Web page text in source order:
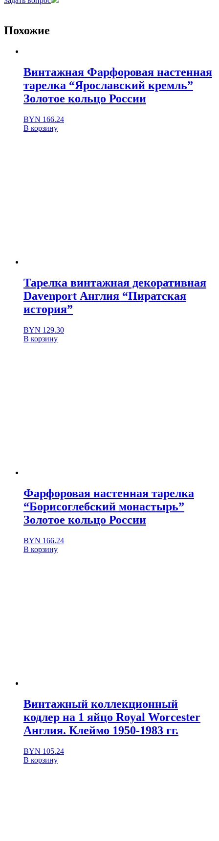
Похожие
Винтажная Фарфоровая настенная
тарелка “Ярославский кремль”
Золотое кольцо России
BYN 166.24
В корзину
Тарелка винтажная декоративная
Davenport Англия “Пиратская
история”
BYN 129.30
В корзину
Фарфоровая настенная тарелка
“Борисоглебский монастырь”
Золотое кольцо России
BYN 166.24
В корзину
Винтажный коллекционный
кодлер на 1 яйцо Royal Worcester
Англия. Клеймо 1950-1983 гг.
BYN 105.24
В корзину